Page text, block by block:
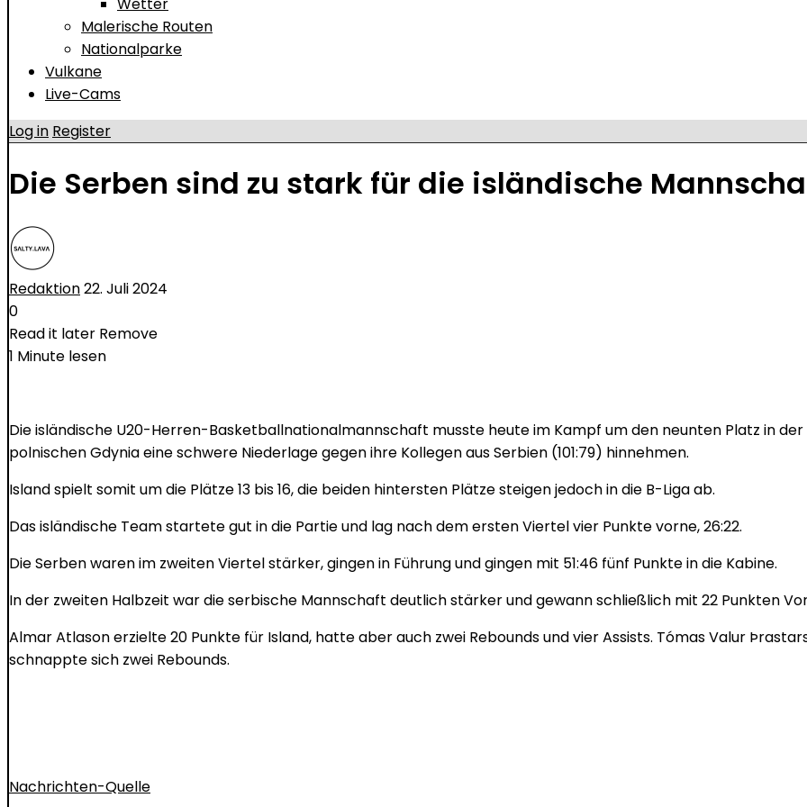
Malerische Routen
Nationalparke
Vulkane
Live-Cams
Log in Register
Die Serben sind zu stark für die isländische
Redaktion22. Juli 2024
0
Read it later Remove
1 Minute lesen
Die isländische U20-Herren-Basketballnationalmannschaft musste heute im Kampf um den neunten Platz in
polnischen Gdynia eine schwere Niederlage gegen ihre Kollegen aus Serbien (101:79) hinnehmen.
Island spielt somit um die Plätze 13 bis 16, die beiden hintersten Plätze steigen jedoch in die B-Liga ab.
Das isländische Team startete gut in die Partie und lag nach dem ersten Viertel vier Punkte vorne, 26:22.
Die Serben waren im zweiten Viertel stärker, gingen in Führung und gingen mit 51:46 fünf Punkte in die Kabine.
In der zweiten Halbzeit war die serbische Mannschaft deutlich stärker und gewann schließlich mit 22 Punkten
Almar Atlason erzielte 20 Punkte für Island, hatte aber auch zwei Rebounds und vier Assists. Tómas Valur
schnappte sich zwei Rebounds.
Nachrichten-Quelle